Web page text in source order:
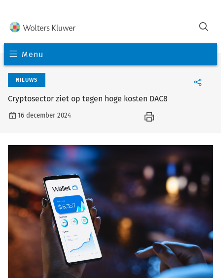
Menu
NIEUWS
Cryptosector ziet op tegen hoge kosten DAC8
16 december 2024